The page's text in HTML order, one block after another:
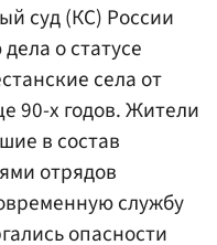
суд (КС) России
о статусе
села от
90-х годов. Жители
в состав
отрядов
службу
опасности